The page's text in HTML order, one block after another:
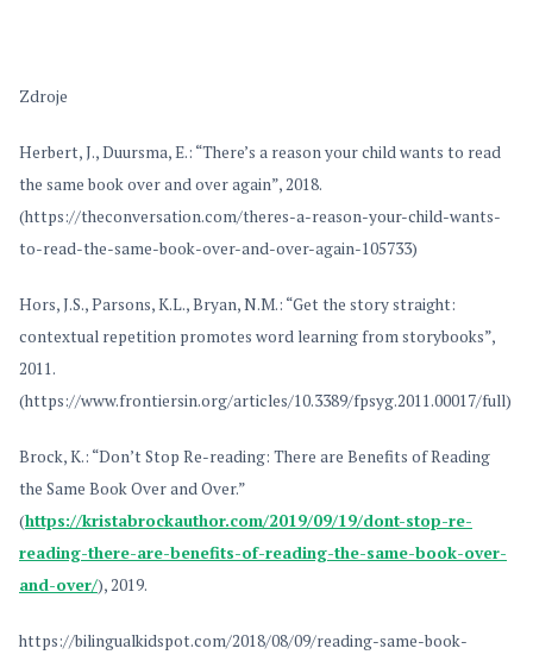
Zdroje
Herbert, J., Duursma, E.: “There’s a reason your child wants to read
the same book over and over again”, 2018.
(https://theconversation.com/theres-a-reason-your-child-wants-
to-read-the-same-book-over-and-over-again-105733)
Hors, J.S., Parsons, K.L., Bryan, N.M.: “Get the story straight:
contextual repetition promotes word learning from storybooks”,
2011.
(https://www.frontiersin.org/articles/10.3389/fpsyg.2011.00017/full)
Brock, K.: “Don’t Stop Re-reading: There are Benefits of Reading
the Same Book Over and Over.”
(https://kristabrockauthor.com/2019/09/19/dont-stop-re-
reading-there-are-benefits-of-reading-the-same-book-over-
and-over/), 2019.
https://bilingualkidspot.com/2018/08/09/reading-same-book-